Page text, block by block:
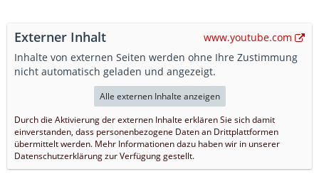
Externer Inhalt
www.youtube.com
Inhalte von externen Seiten werden ohne Ihre Zustimmung
nicht automatisch geladen und angezeigt.
Alle externen Inhalte anzeigen
Durch die Aktivierung der externen Inhalte erklären Sie sich damit
einverstanden, dass personenbezogene Daten an Drittplattformen
übermittelt werden. Mehr Informationen dazu haben wir in unserer
Datenschutzerklärung zur Verfügung gestellt.